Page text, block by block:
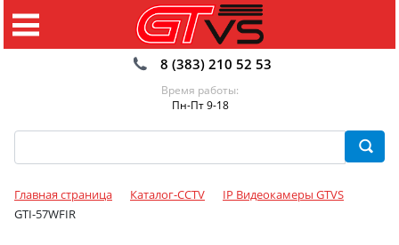
8 (383) 210 52 53
Время работы:
Пн-Пт 9-18
Главная страница Каталог-CCTV
IP Видеокамеры GTVS
GTI-57WFIR